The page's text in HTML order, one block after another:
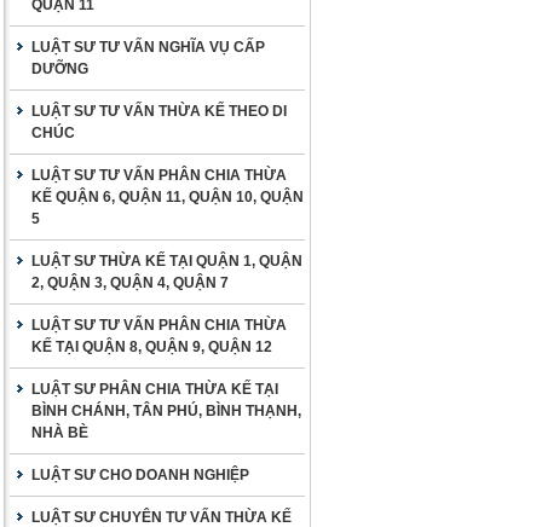
QUẬN 11
LUẬT SƯ TƯ VẤN NGHĨA VỤ CẤP
DƯỠNG
LUẬT SƯ TƯ VẤN THỪA KẾ THEO DI
CHÚC
LUẬT SƯ TƯ VẤN PHÂN CHIA THỪA
KẾ QUẬN 6, QUẬN 11, QUẬN 10, QUẬN
5
LUẬT SƯ THỪA KẾ TẠI QUẬN 1, QUẬN
2, QUẬN 3, QUẬN 4, QUẬN 7
LUẬT SƯ TƯ VẤN PHÂN CHIA THỪA
KẾ TẠI QUẬN 8, QUẬN 9, QUẬN 12
LUẬT SƯ PHÂN CHIA THỪA KẾ TẠI
BÌNH CHÁNH, TÂN PHÚ, BÌNH THẠNH,
NHÀ BÈ
LUẬT SƯ CHO DOANH NGHIỆP
LUẬT SƯ CHUYÊN TƯ VẤN THỪA KẾ